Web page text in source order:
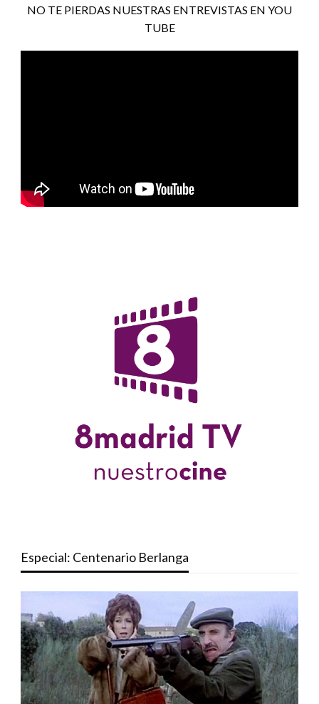
NO TE PIERDAS NUESTRAS ENTREVISTAS EN YOU
TUBE
Especial: Centenario Berlanga